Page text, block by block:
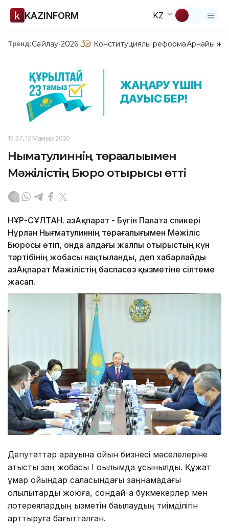
KAZINFORM KZ
Тренд:Сайлау-2026 Конституциялық реформаАрнайы
15:37, 12 Мамыр 2020
Нығматулиннің төрағалығымен
Мәжілістің Бюро отырысы өтті
НҰР-СҰЛТАН. ҚазАқпарат - Бүгін Палата спикері
Нұрлан Нығматулиннің төрағалығымен Мәжіліс
Бюросы өтіп, онда алдағы жалпы отырыстың күн
тәртібінің жобасы нақтыланды, деп хабарлайды
ҚазАқпарат Мәжілістің баспасөз қызметіне сілтеме
жасап.
Депутаттар қарауына ойын бизнесі мәселелеріне
қатысты заң жобасы I оқылымда ұсынылды. Құжат
құмар ойындар саласындағы заңнамадағы
олқылықтарды жоюға, сондай-ақ букмекерлер мен
лотереялардың қызметін бақылаудың тиімділігін
арттыруға бағытталған.